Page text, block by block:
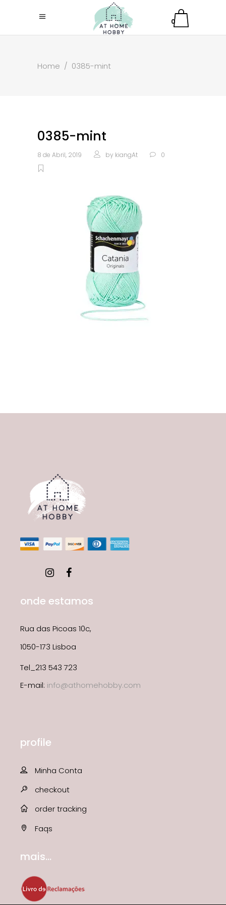
0
Home / 0385-mint
0385-mint
8 de Abril, 2019 by kiangAt 0
onde estamos
Rua das Picoas 10c,
1050-173 Lisboa
Tel_213 543 723
E-mail: info@athomehobby.com
profile
Minha Conta
checkout
order tracking
Faqs
mais...